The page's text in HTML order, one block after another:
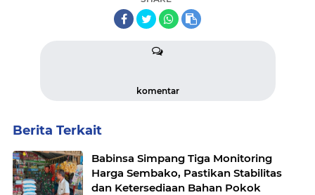
komentar
Berita Terkait
Babinsa Simpang Tiga Monitoring
Harga Sembako, Pastikan Stabilitas
dan Ketersediaan Bahan Pokok